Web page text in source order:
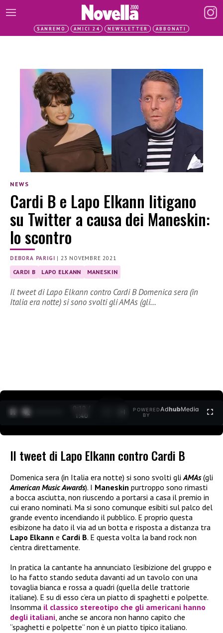
SANREMO AMICI 24 NEWSLETTER ABBONATI
NEWS
Cardi B e Lapo Elkann litigano
su Twitter a causa dei Maneskin:
lo scontro
DEBORA PARIGI | 23 NOVEMBRE 2021
CARDI B LAPO ELKANN MANESKIN
Il tweet di Lapo Elkann contro Cardi B Domenica sera (in
Italia era notte) si sono svolti gli AMAs (gli…
0:12 /
1:40
POWERED
BY
AdhubMedia
Il tweet di Lapo Elkann contro Cardi B
Domenica sera (in Italia era notte) si sono svolti gliAMAs(gli
American Music Awards). I Maneskin purtroppo sono rimasti
a bocca asciutta, non riuscendo a portarsi a casa il premio in
cui erano nominati. Ma si sono comunque esibiti sul palco del
grande evento incendiando il pubblico. E proprio questa
esibizone ha dato il via ad un botta e risposta a distanza tra
Lapo Elkann e Cardi B. E questa volta la band rock non
c’entra direttamente.
In pratica la cantante ha annunciato l’esibizione del gruppo e
lo ha fatto stando seduta davanti ad un tavolo con una
tovaglia bianca e rossa a quadri (quella delle trattorie
italiane). E su di esso c’era un piatto di spaghetti e polpette.
Insomma il classico stereotipo che gli americani hanno
degli italiani, anche se ancora non hanno capito che
“spaghetti e polpette” non è un piatto tipico italiano.